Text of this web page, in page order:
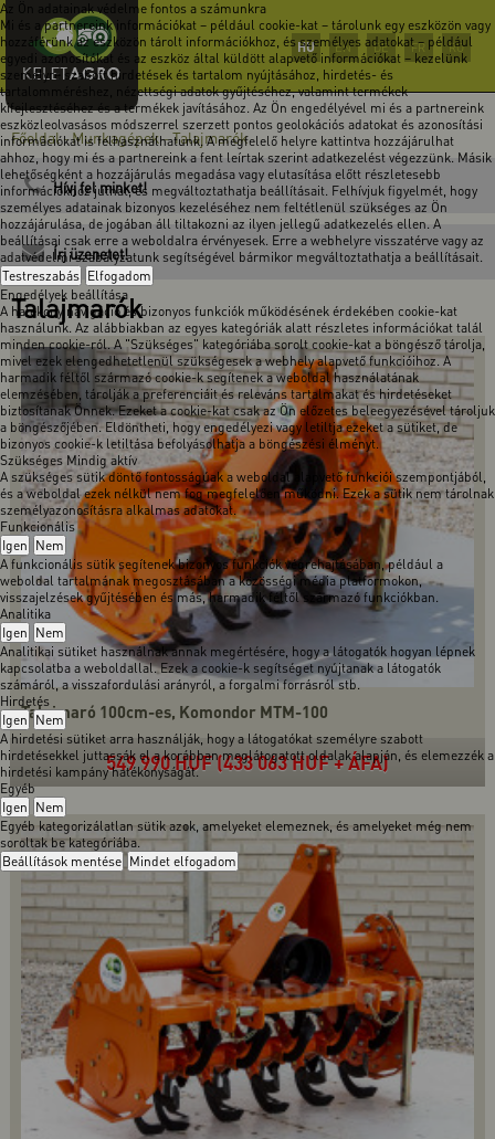
Az Ön adatainak védelme fontos a számunkra
Mi és a partnereink információkat – például cookie-kat – tárolunk egy eszközön vagy
hozzáférünk az eszközön tárolt információkhoz, és személyes adatokat – például
egyedi azonosítókat és az eszköz által küldött alapvető információkat – kezelünk
személyre szabott hirdetések és tartalom nyújtásához, hirdetés- és
tartalomméréshez, nézettségi adatok gyűjtéséhez, valamint termékek
kifejlesztéséhez és a termékek javításához. Az Ön engedélyével mi és a partnereink
eszközleolvasásos módszerrel szerzett pontos geolokációs adatokat és azonosítási
információkat is felhasználhatunk. A megfelelő helyre kattintva hozzájárulhat
ahhoz, hogy mi és a partnereink a fent leírtak szerint adatkezelést végezzünk. Másik
lehetőségként a hozzájárulás megadása vagy elutasítása előtt részletesebb
információkhoz juthat, és megváltoztathatja beállításait. Felhívjuk figyelmét, hogy
személyes adatainak bizonyos kezeléséhez nem feltétlenül szükséges az Ön
hozzájárulása, de jogában áll tiltakozni az ilyen jellegű adatkezelés ellen. A
beállításai csak erre a weboldalra érvényesek. Erre a webhelyre visszatérve vagy az
adatvédelmi szabályzatunk segítségével bármikor megváltoztathatja a beállításait.
Testreszabás Elfogadom
Engedélyek beállítása
A hatékony navigáció és bizonyos funkciók működésének érdekében cookie-kat
használunk. Az alábbiakban az egyes kategóriák alatt részletes információkat talál
minden cookie-ról. A "Szükséges" kategóriába sorolt cookie-kat a böngésző tárolja,
mivel ezek elengedhetetlenül szükségesek a webhely alapvető funkcióihoz. A
harmadik féltől származó cookie-k segítenek a weboldal használatának
elemzésében, tárolják a preferenciáit és releváns tartalmakat és hirdetéseket
biztosítanak Önnek. Ezeket a cookie-kat csak az Ön előzetes beleegyezésével tároljuk
a böngészőjében. Eldöntheti, hogy engedélyezi vagy letiltja ezeket a sütiket, de
bizonyos cookie-k letiltása befolyásolhatja a böngészési élményt.
Szükséges Mindig aktív
A szükséges sütik döntő fontosságúak a weboldal alapvető funkciói szempontjából,
és a weboldal ezek nélkül nem fog megfelelően működni. Ezek a sütik nem tárolnak
személyazonosításra alkalmas adatokat.
Funkcionális
Igen Nem
A funkcionális sütik segítenek bizonyos funkciók végrehajtásában, például a
weboldal tartalmának megosztásában a közösségi média platformokon,
visszajelzések gyűjtésében és más, harmadik féltől származó funkciókban.
Analitika
Igen Nem
Analitikai sütiket használnak annak megértésére, hogy a látogatók hogyan lépnek
kapcsolatba a weboldallal. Ezek a cookie-k segítséget nyújtanak a látogatók
számáról, a visszafordulási arányról, a forgalmi forrásról stb.
Hirdetés
Igen Nem
A hirdetési sütiket arra használják, hogy a látogatókat személyre szabott
hirdetésekkel juttassák el a korábban meglátogatott oldalak alapján, és elemezzék a
hirdetési kampány hatékonyságát.
Egyéb
Igen Nem
Egyéb kategorizálatlan sütik azok, amelyeket elemeznek, és amelyeket még nem
soroltak be kategóriába.
Beállítások mentése Mindet elfogadom
HU EN DE FR RO
Főoldal-Munkagépek-Talajmarók
Hívj fel minket!
Írj üzenetet!
Talajmarók
Talajmaró 100cm-es, Komondor MTM-100
549 990 HUF (433 063 HUF + ÁFA)